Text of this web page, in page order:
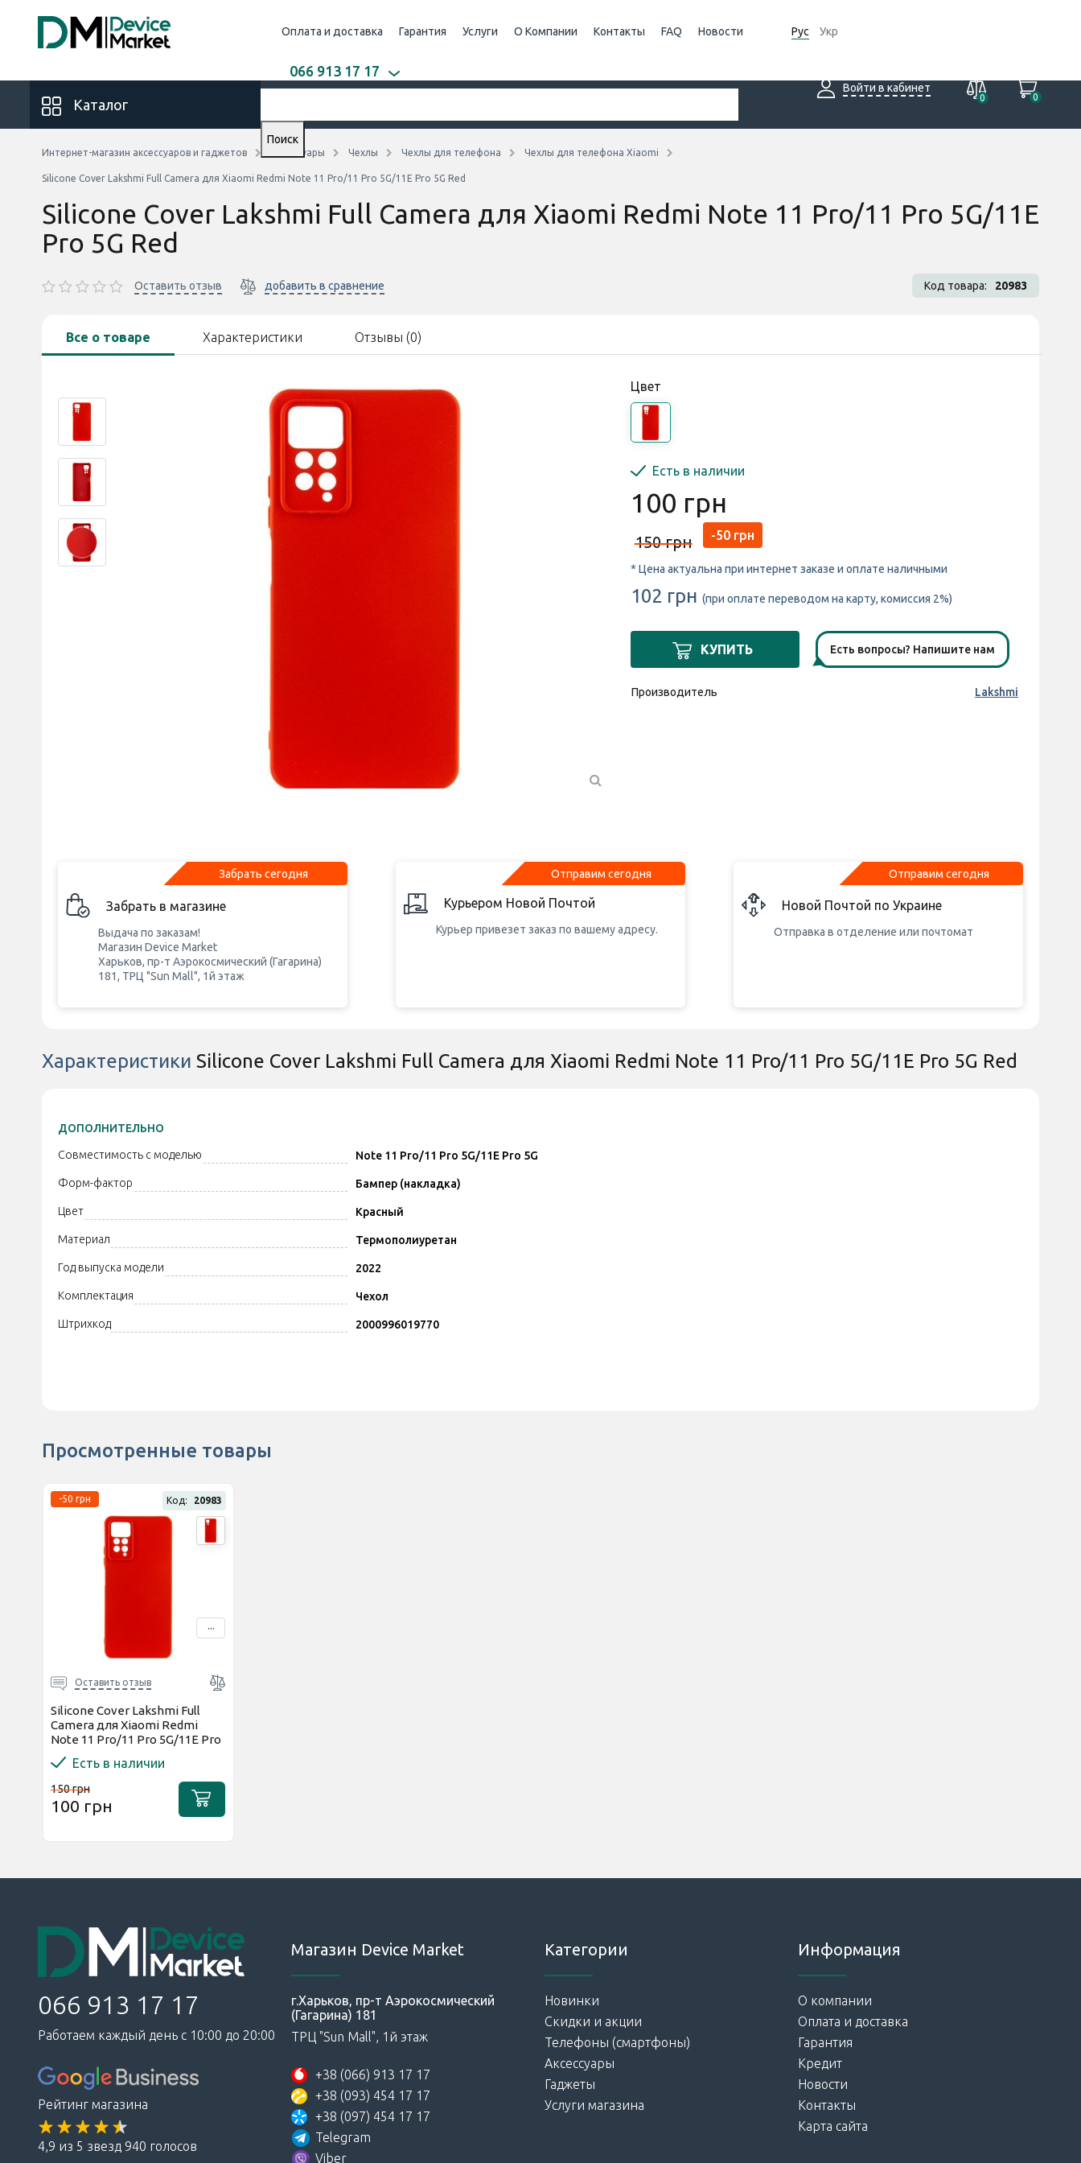
Рус Укр
Оплата и доставка Гарантия Услуги О Компании Контакты FAQ Новости
066 913 17 17
Войти в кабинет
0
0
Каталог
Поиск
Интернет-магазин аксессуаров и гаджетов Аксессуары Чехлы Чехлы для телефона Чехлы для телефона Xiaomi
Silicone Cover Lakshmi Full Camera для Xiaomi Redmi Note 11 Pro/11 Pro 5G/11E Pro 5G Red
Silicone Cover Lakshmi Full Camera для Xiaomi Redmi Note 11 Pro/11 Pro 5G/11E
Pro 5G Red
Оставить отзыв добавить в сравнение Код товара: 20983
Все о товаре Характеристики Отзывы (0)
Цвет
Есть в наличии
100 грн
150 грн -50 грн
* Цена актуальна при интернет заказе и оплате наличными
102 грн (при оплате переводом на карту, комиссия 2%)
КУПИТЬ Есть вопросы? Напишите нам
Производитель Lakshmi
Забрать сегодня
Забрать в магазине
Выдача по заказам!
Магазин Device Market
Харьков, пр-т Аэрокосмический (Гагарина)
181, ТРЦ "Sun Mall", 1й этаж
Отправим сегодня
Курьером Новой Почтой
Курьер привезет заказ по вашему адресу.
Отправим сегодня
Новой Почтой по Украине
Отправка в отделение или почтомат
Характеристики Silicone Cover Lakshmi Full Camera для Xiaomi Redmi Note 11 Pro/11 Pro 5G/11E Pro 5G Red
ДОПОЛНИТЕЛЬНО
Совместимость с моделью Note 11 Pro/11 Pro 5G/11E Pro 5G
Форм-фактор Бампер (накладка)
Цвет Красный
Материал Термополиуретан
Год выпуска модели 2022
Комплектация Чехол
Штрихкод 2000996019770
Просмотренные товары
...
Код: 20983
-50 грн
Оставить отзыв
Silicone Cover Lakshmi Full
Camera для Xiaomi Redmi
Note 11 Pro/11 Pro 5G/11E Pro
5G Red
Есть в наличии
150 грн
100 грн
066 913 17 17
Работаем каждый день с 10:00 до 20:00
Рейтинг магазина
4,9 из 5 звезд 940 голосов
Магазин Device Market
г.Харьков, пр-т Аэрокосмический
(Гагарина) 181
ТРЦ "Sun Mall", 1й этаж
+38 (066) 913 17 17
+38 (093) 454 17 17
+38 (097) 454 17 17
Telegram
Viber
Категории
Новинки
Скидки и акции
Телефоны (смартфоны)
Аксессуары
Гаджеты
Услуги магазина
Информация
О компании
Оплата и доставка
Гарантия
Кредит
Новости
Контакты
Карта сайта